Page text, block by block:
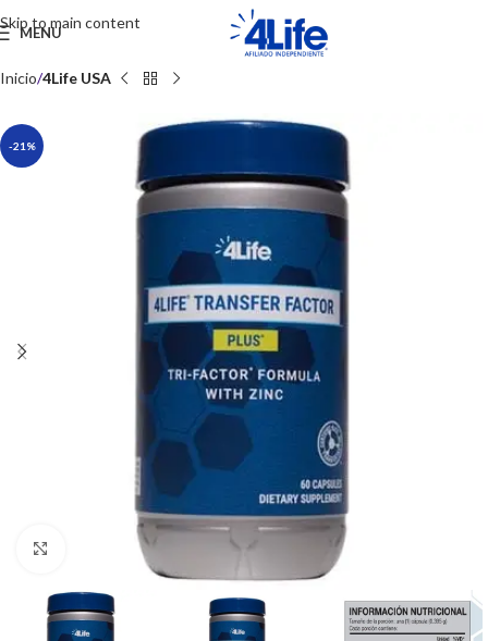
Skip to main content
MENU
Inicio 4Life USA
-21%
Click to enlarge